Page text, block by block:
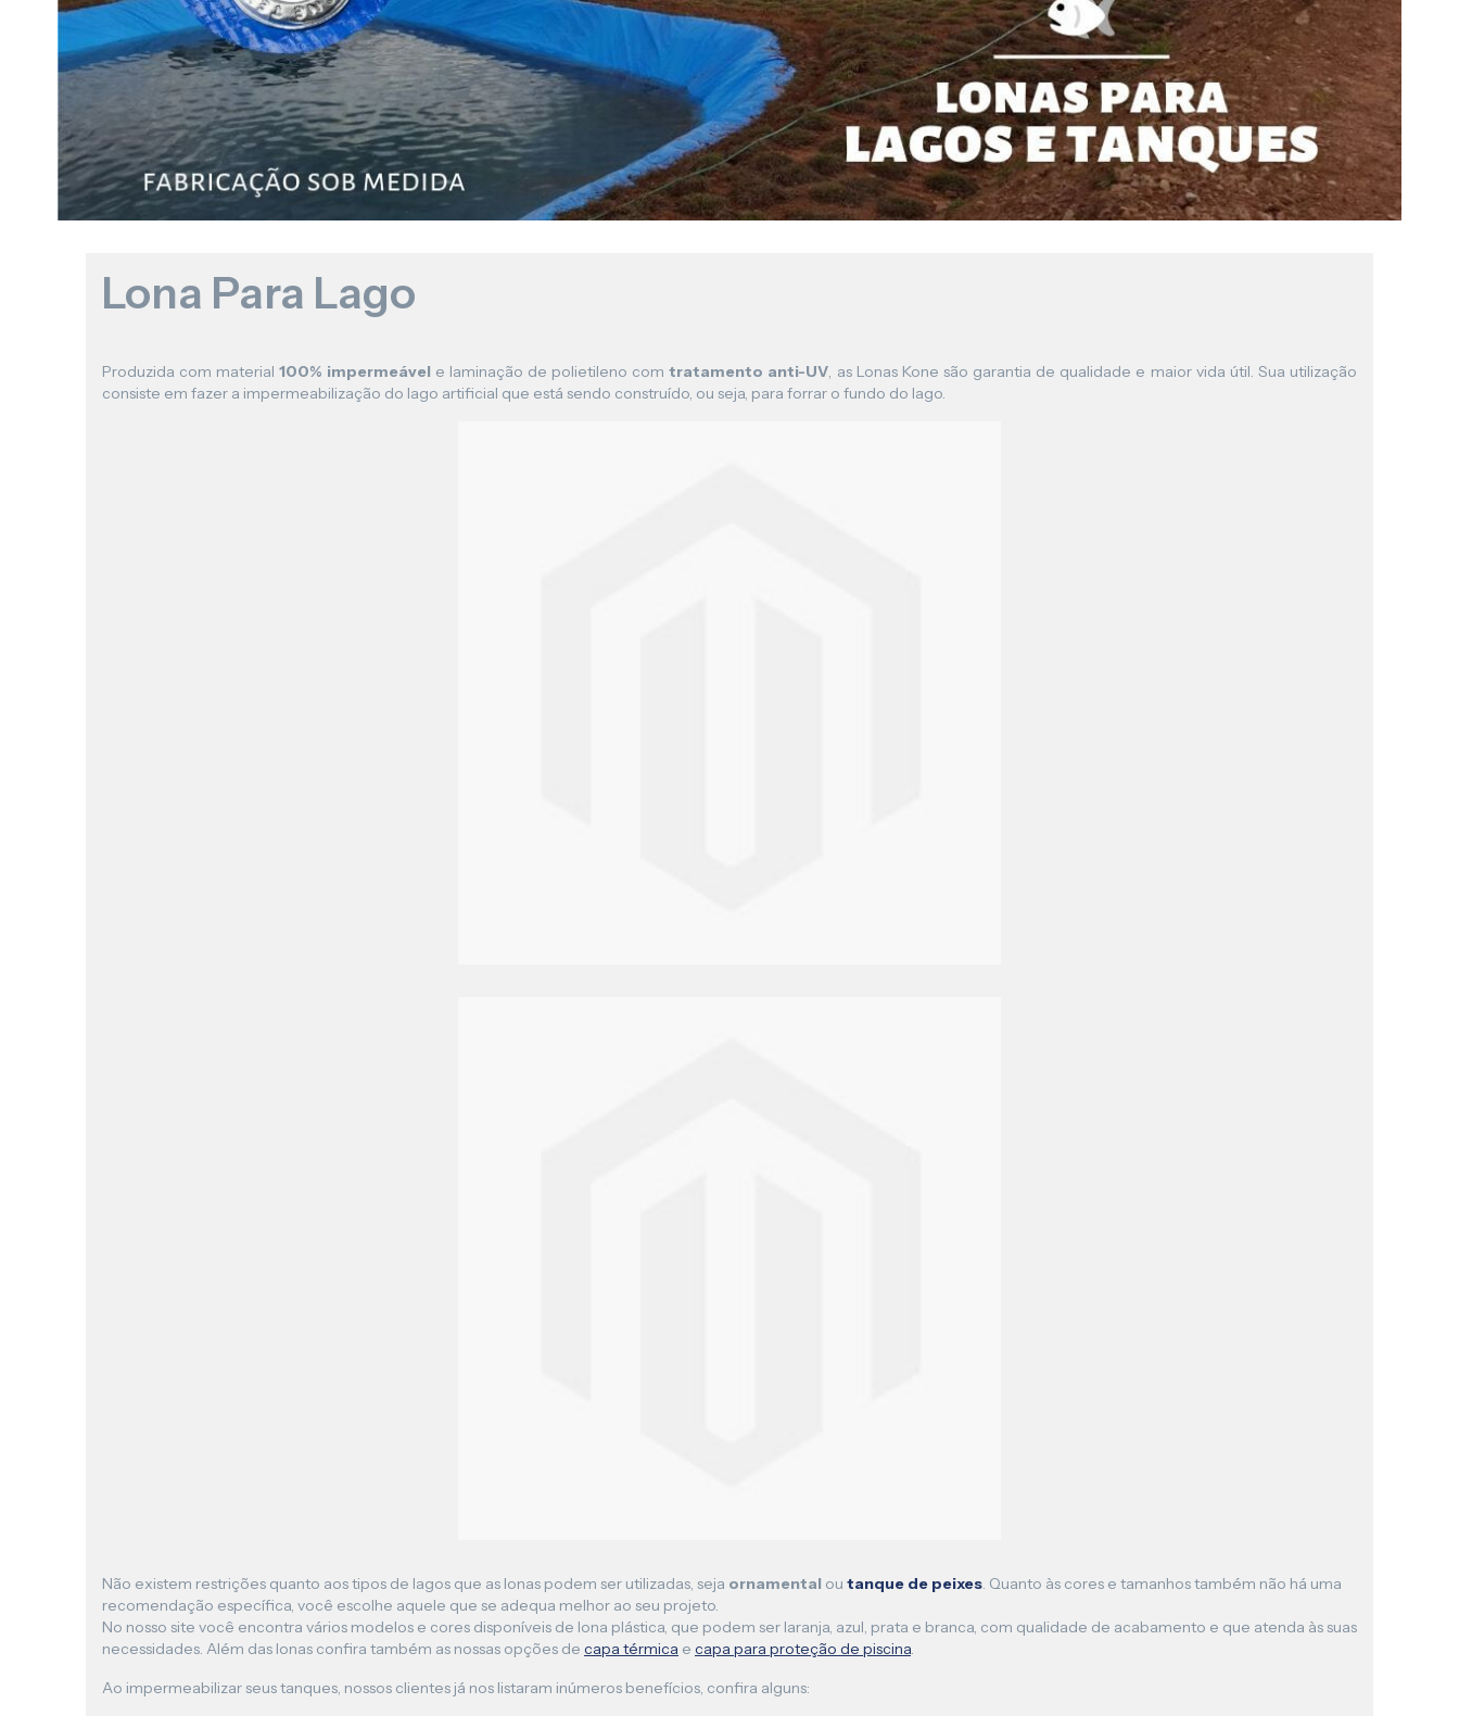
Lona para Pergolado
Lona Para Lago
Produzida com material100% impermeável e laminação de polietileno comtratamento anti-UV, as Lonas Kone são garantia de qualidade e maior vida útil. Sua utilização
consiste em fazer a impermeabilização do lago artificial que está sendo construído, ou seja, para forrar o fundo do lago.
Não existem restrições quanto aos tipos de lagos que as lonas podem ser utilizadas, seja ornamental ou tanque de peixes. Quanto às cores e tamanhos também não há uma
recomendação específica, você escolhe aquele que se adequa melhor ao seu projeto.
No nosso site você encontra vários modelos e cores disponíveis de lona plástica, que podem ser laranja, azul, prata e branca, com qualidade de acabamento e que atenda às suas
necessidades. Além das lonas confira também as nossas opções de capa térmica e capa para proteção de piscina.
Ao impermeabilizar seus tanques, nossos clientes já nos listaram inúmeros benefícios, confira alguns: